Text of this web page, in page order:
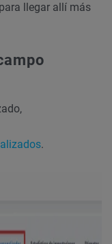
para llegar allí más
.